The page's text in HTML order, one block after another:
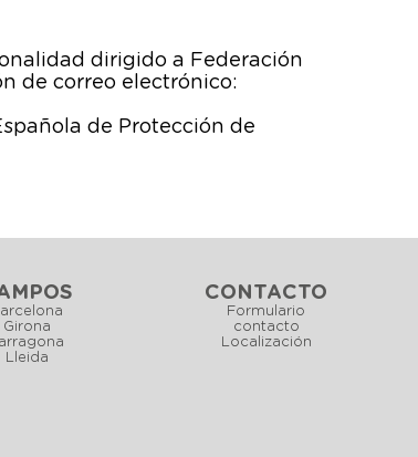
dirigido a Federación
de correo electrónico:
de Protección de
Girona
Lleida
CONTACTO
Formulario
contacto
Localización